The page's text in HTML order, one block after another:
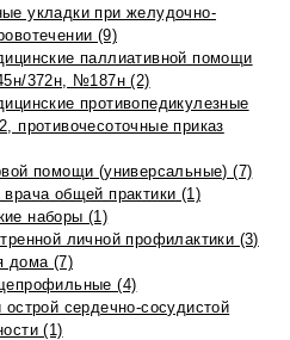
укладки при желудочно-
(9)
паллиативной помощи
372н, №187н (2)
противопедикулезные
противочесоточные приказ
помощи (универсальные) (7)
общей практики (1)
наборы (1)
личной профилактики (3)
дома (7)
(4)
острой сердечно-сосудистой
(1)